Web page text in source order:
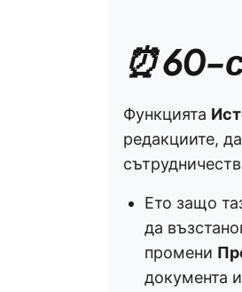
⏰ 60-
Функцията
редакциите,
Ето защо
да
промени
документа